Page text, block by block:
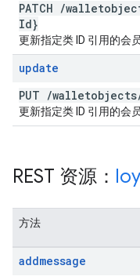
PATCH /
Id}
更新指定类 ID 引用的会
update
PUT /walletobjects
更新指定类 ID 引用的会
REST 资源：
方法
addmessage